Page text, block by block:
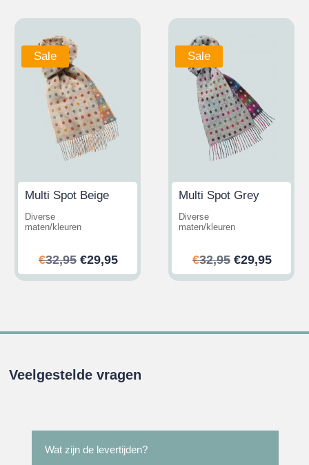
Sale
Multi Spot Beige
Diverse
maten/kleuren
€32,95 Oorspronkelijke
prijs
€29,95Huidige
prijs
Sale
Multi Spot Grey
Diverse
maten/kleuren
€32,95
prijs
€29,95
prijs
Veelgestelde vragen
Wat zijn de levertijden?